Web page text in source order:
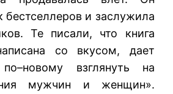
бестселлеров и заслужила
Те писали, что книга
со вкусом, дает
взглянуть на
мужчин и женщин».